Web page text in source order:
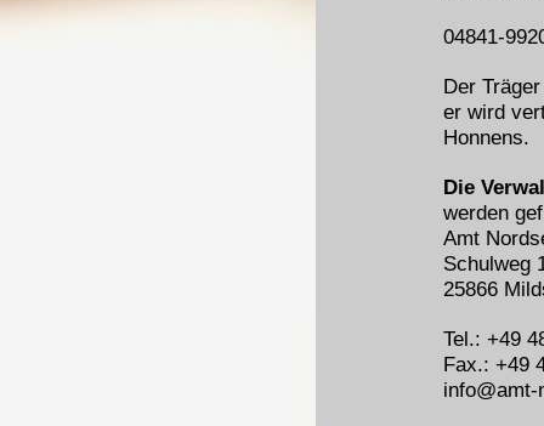
04841-
Der
er wird
Honnens.
Die
werden
Amt
Schulweg
25866
Tel.: +49
Fax.: +49
info@amt-